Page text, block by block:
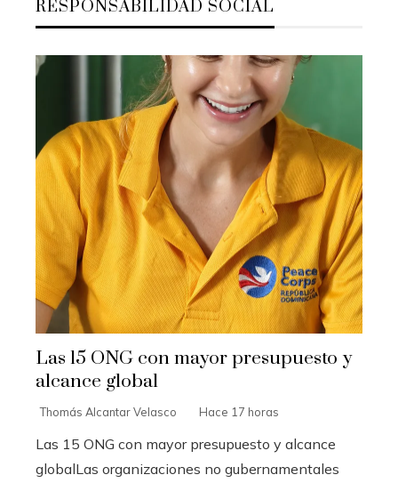
RESPONSABILIDAD SOCIAL
Las 15 ONG con mayor presupuesto y
alcance global
Thomás Alcantar Velasco Hace 17 horas
Las 15 ONG con mayor presupuesto y alcance
globalLas organizaciones no gubernamentales